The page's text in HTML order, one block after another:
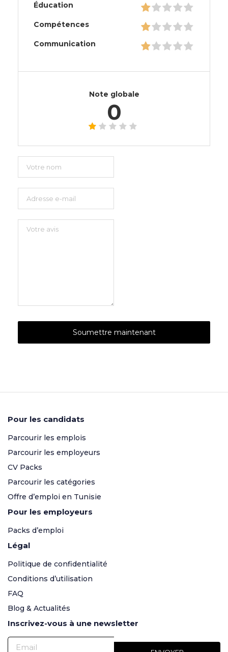
Éducation
Compétences
Communication
Note globale
0
Pour les candidats
Parcourir les emplois
Parcourir les employeurs
CV Packs
Parcourir les catégories
Offre d’emploi en Tunisie
Pour les employeurs
Packs d’emploi
Légal
Politique de confidentialité
Conditions d’utilisation
FAQ
Blog & Actualités
Inscrivez-vous à une newsletter